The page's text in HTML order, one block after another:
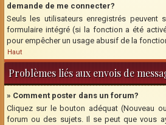
demande de me connecter?
Seuls les utilisateurs enregistrés peuvent
formulaire intégré (si la fonction a été
pour empêcher un usage abusif de la
Haut
Problèmes liés aux envois de
» Comment poster dans un forum?
Cliquez sur le bouton adéquat (Nouveau
forum ou des sujets. Il se peut que vous